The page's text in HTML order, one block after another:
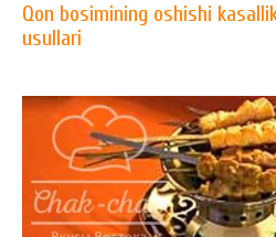
Qon bosimining oshishi
usullari